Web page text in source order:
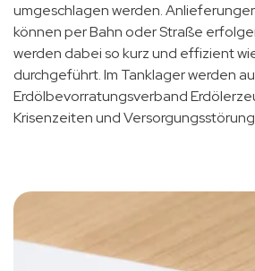
umgeschlagen werden.
können per Bahn oder Straße
werden dabei so kurz und effizient
durchgeführt. Im Tanklager werden
Erdölbevorratungsverband
Krisenzeiten und